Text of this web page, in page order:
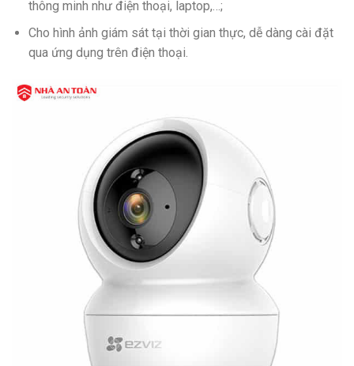
thông minh như điện thoại, laptop,…;
Cho hình ảnh giám sát tại thời gian thực, dễ dàng cài đặt
qua ứng dụng trên điện thoại.